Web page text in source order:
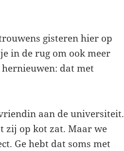
gisteren hier op
in de rug om ook meer
dat met
aan de universiteit.
zij op kot zat. Maar we
Ge hebt dat soms met